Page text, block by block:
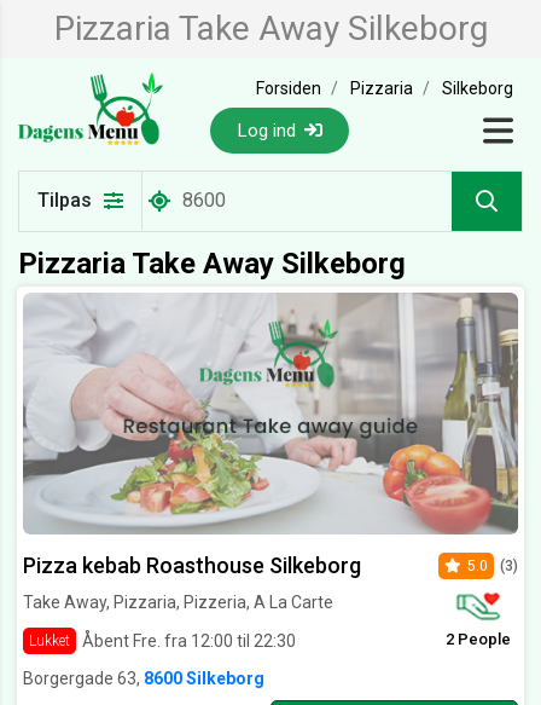
Pizzaria Take Away Silkeborg
Forsiden Pizzaria Silkeborg
Log ind
Tilpas
Pizzaria Take Away Silkeborg
Pizza kebab Roasthouse Silkeborg
Take Away, Pizzaria, Pizzeria, A La Carte
Lukket Åbent Fre. fra 12:00 til 22:30
5.0 (3)
2 People
Borgergade 63, 8600 Silkeborg